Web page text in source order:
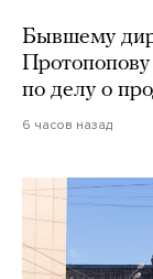
Бывшему
по делу о
6 часов назад